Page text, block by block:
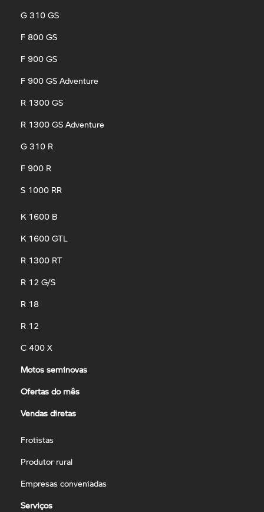
G 310 GS
F 800 GS
F 900 GS
F 900 GS Adventure
R 1300 GS
R 1300 GS Adventure
G 310 R
F 900 R
S 1000 RR
K 1600 B
K 1600 GTL
R 1300 RT
R 12 G/S
R 18
R 12
C 400 X
Motos seminovas
Ofertas do mês
Vendas diretas
Frotistas
Produtor rural
Empresas conveniadas
Serviços